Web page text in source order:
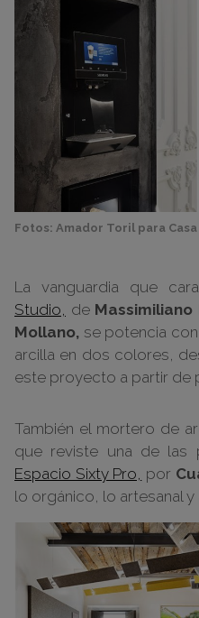
Fotos: Amador Toril para
La vanguardia que
Studio, de
Mollano, se potencia
arcilla en dos colores,
este proyecto a partir de
También el mortero de
que reviste una de las
Espacio Sixty Pro, por
lo orgánico, lo artesanal y